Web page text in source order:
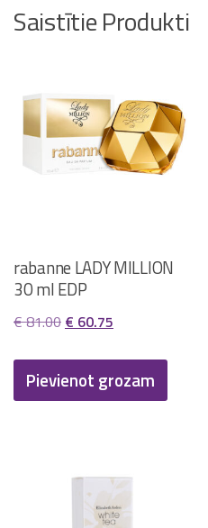
Saistītie Produkti
rabanne LADY MILLION
30 ml EDP
€81.00 Original
was:
€ 81.00.
€ 60.75
is:
€ 60.75.
Pievienot grozam